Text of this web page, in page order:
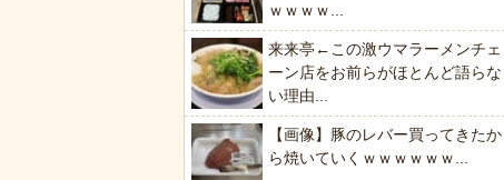
ｗｗｗｗ...
来来亭←この激ウマラーメンチェ
ーン店をお前らがほとんど語らな
い理由...
【画像】豚のレバー買ってきたか
ら焼いていくｗｗｗｗｗｗ...